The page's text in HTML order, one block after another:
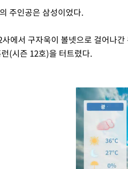
주인공은 삼성이었다.
사에서 구자욱이 볼넷으로 걸어나
(시즌 12호)을 터트렸다.